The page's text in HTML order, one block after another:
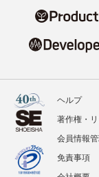
ヘルプ
著作権・
会員情報
免責事項